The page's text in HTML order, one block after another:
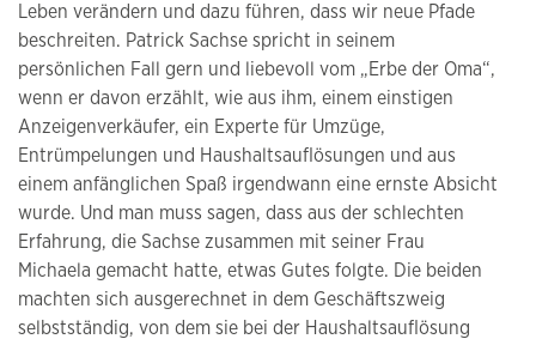
Leben verändern und dazu führen, dass wir neue Pfade
beschreiten. Patrick Sachse spricht in seinem
persönlichen Fall gern und liebevoll vom „Erbe der Oma“,
wenn er davon erzählt, wie aus ihm, einem einstigen
Anzeigenverkäufer, ein Experte für Umzüge,
Entrümpelungen und Haushaltsauflösungen und aus
einem anfänglichen Spaß irgendwann eine ernste Absicht
wurde. Und man muss sagen, dass aus der schlechten
Erfahrung, die Sachse zusammen mit seiner Frau
Michaela gemacht hatte, etwas Gutes folgte. Die beiden
machten sich ausgerechnet in dem Geschäftszweig
selbstständig, von dem sie bei der Haushaltsauflösung